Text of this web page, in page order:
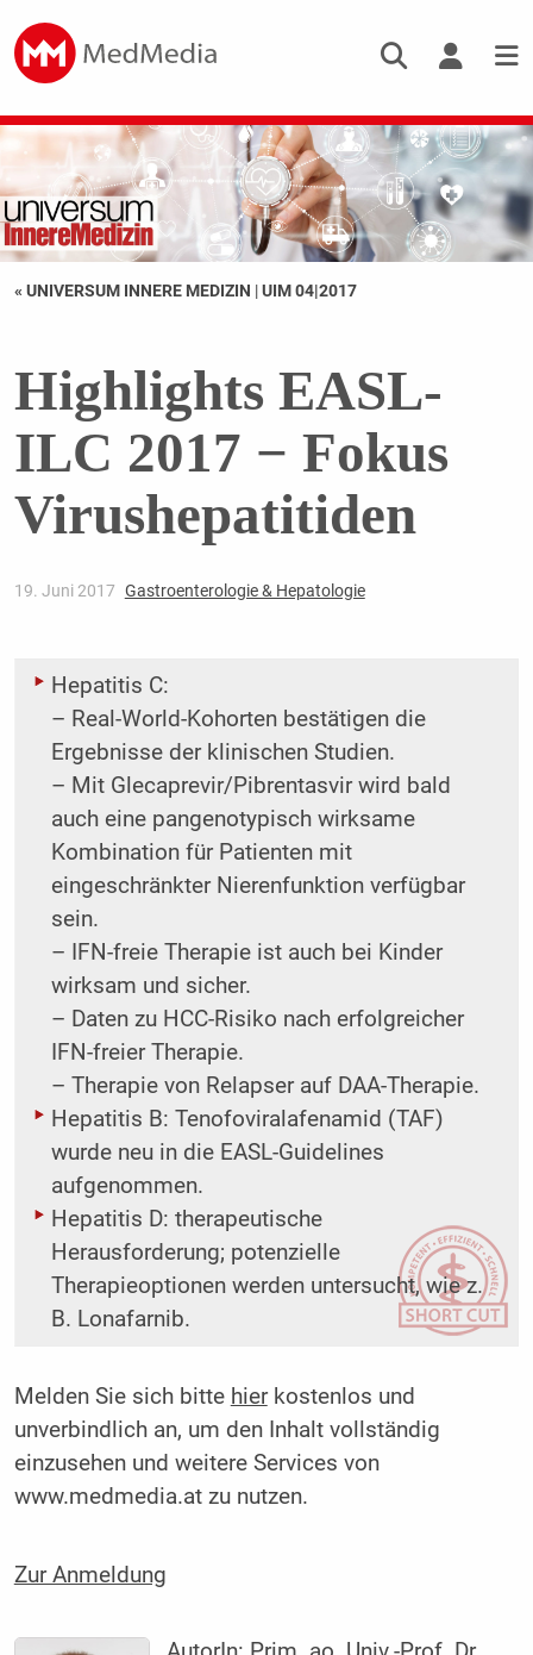
« UNIVERSUM INNERE MEDIZIN |UIM 04|2017
Highlights EASL-
ILC 2017 − Fokus
Virushepatitiden
19. Juni 2017 Gastroenterologie & Hepatologie
Hepatitis C:
– Real-World-Kohorten bestätigen die
Ergebnisse der klinischen Studien.
– Mit Glecaprevir/Pibrentasvir wird bald
auch eine pangenotypisch wirksame
Kombination für Patienten mit
eingeschränkter Nierenfunktion verfügbar
sein.
– IFN-freie Therapie ist auch bei Kinder
wirksam und sicher.
– Daten zu HCC-Risiko nach erfolgreicher
IFN-freier Therapie.
– Therapie von Relapser auf DAA-Therapie.
Hepatitis B: Tenofoviralafenamid (TAF)
wurde neu in die EASL-Guidelines
aufgenommen.
Hepatitis D: therapeutische
Herausforderung; potenzielle
Therapieoptionen werden untersucht, wie z.
B. Lonafarnib.
Melden Sie sich bitte hierkostenlos und
unverbindlich an, um den Inhalt vollständig
einzusehen und weitere Services von
www.medmedia.at zu nutzen.
Zur Anmeldung